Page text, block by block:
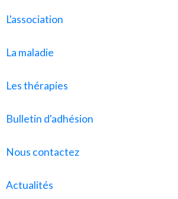
L'association
La maladie
Les thérapies
Bulletin d'adhésion
Nous contactez
Actualités